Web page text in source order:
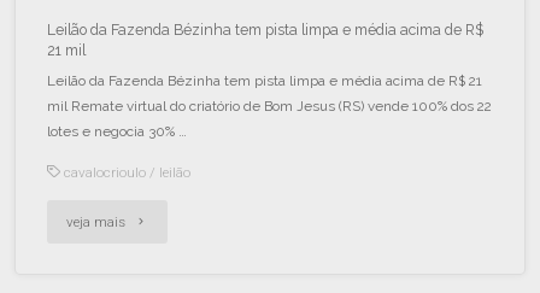
Leilão da Fazenda Bézinha tem pista limpa e média acima de R$
21 mil
Leilão da Fazenda Bézinha tem pista limpa e média acima de R$ 21
mil Remate virtual do criatório de Bom Jesus (RS) vende 100% dos 22
lotes e negocia 30% …
cavalocrioulo / leilão
veja mais